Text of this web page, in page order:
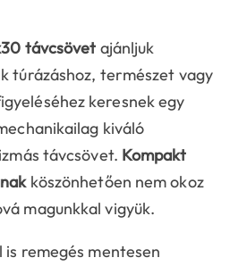
távcsövet ajánljuk
túrázáshoz, természet vagy
keresnek egy
kiváló
távcsövet. Kompakt
köszönhetően nem okoz
magunkkal vigyük.
remegés mentesen